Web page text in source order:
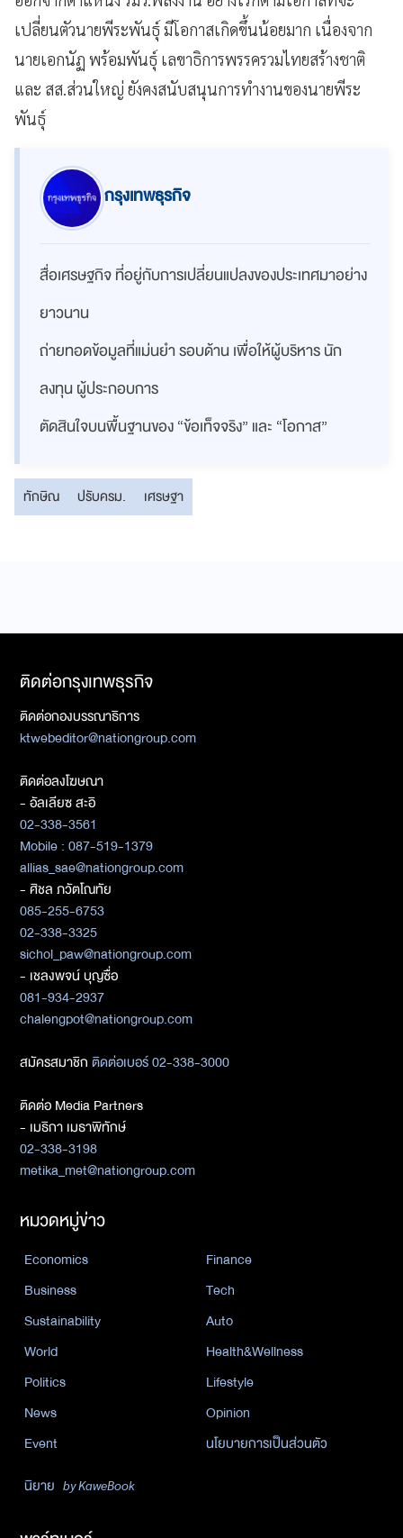
เปลี่ยนตัวนายพีระพันธุ์ มีโอกาสเกิดขึ้นน้อยมาก เนื่องจาก
นายเอกนัฏ พร้อมพันธุ์ เลขาธิการพรรครวมไทยสร้างชาติ
และ สส.ส่วนใหญ่ ยังคงสนับสนุนการทำงานของนายพีระ
พันธุ์
กรุงเทพธุรกิจ
สื่อเศรษฐกิจ ที่อยู่กับการเปลี่ยนแปลงของประเทศมาอย่าง
ยาวนาน
ถ่ายทอดข้อมูลที่แม่นยำ รอบด้าน เพื่อให้ผู้บริหาร นัก
ลงทุน ผู้ประกอบการ
ตัดสินใจบนพื้นฐานของ “ข้อเท็จจริง” และ “โอกาส”
ทักษิณ ปรับครม. เศรษฐา
ติดต่อกรุงเทพธุรกิจ
ติดต่อกองบรรณาธิการ
ktwebeditor@nationgroup.com
ติดต่อลงโฆษณา
- อัลเลียซ สะอิ
02-338-3561
Mobile : 087-519-1379
allias_sae@nationgroup.com
- ศิชล ภวัตโณทัย
085-255-6753
02-338-3325
sichol_paw@nationgroup.com
- เชลงพจน์ บุญซื่อ
081-934-2937
chalengpot@nationgroup.com
สมัครสมาชิกติดต่อเบอร์ 02-338-3000
ติดต่อ Media Partners
- เมธิกา เมธาพิทักษ์
02-338-3198
metika_met@nationgroup.com
หมวดหมู่ข่าว
Economics
Finance
Business
Tech
Sustainability
Auto
World
Health&Wellness
Politics
Lifestyle
News
Opinion
Event
นโยบายการเป็นส่วนตัว
นิยาย by KaweBook